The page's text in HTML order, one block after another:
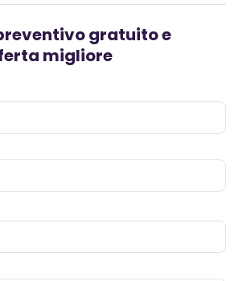
gratuito e
migliore